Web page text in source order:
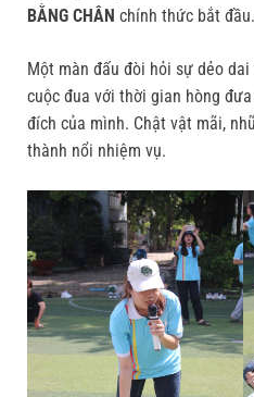
BẰNG CHÂN chính thức bắt đầu.
Một màn đấu đòi hỏi sự dẻo
cuộc đua với thời gian hòng
đích của mình. Chật vật mãi,
thành nổi nhiệm vụ.